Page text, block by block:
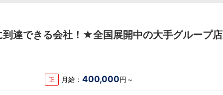
達できる会社！★全国展開中の大手グループ
正 月給：400,000円～